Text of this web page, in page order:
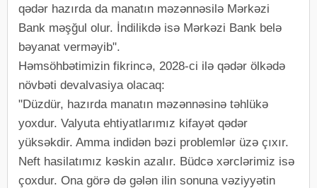
qədər hazırda da manatın məzənnəsilə Mərkəzi
Bank məşğul olur. İndilikdə isə Mərkəzi Bank belə
bəyanat verməyib".
Həmsöhbətimizin fikrincə, 2028-ci ilə qədər ölkədə
növbəti devalvasiya olacaq:
"Düzdür, hazırda manatın məzənnəsinə təhlükə
yoxdur. Valyuta ehtiyatlarımız kifayət qədər
yüksəkdir. Amma indidən bəzi problemlər üzə çıxır.
Neft hasilatımız kəskin azalır. Büdcə xərclərimiz isə
çoxdur. Ona görə də gələn ilin sonuna vəziyyətin